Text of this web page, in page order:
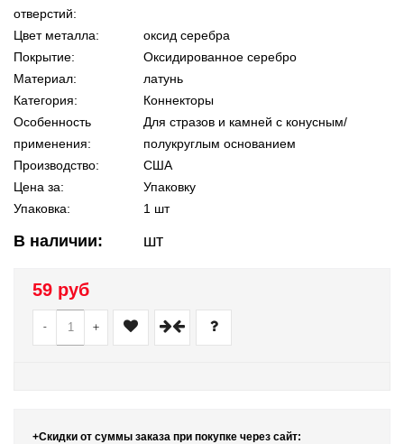
отверстий:
Цвет металла:
оксид серебра
Покрытие:
Оксидированное серебро
Материал:
латунь
Категория:
Коннекторы
Особенность
применения:
Для стразов и камней с конусным/
полукруглым основанием
Производство:
США
Цена за:
Упаковку
Упаковка:
1 шт
В наличии: шт
59 руб
- +
+Скидки от суммы заказа при покупке через сайт: